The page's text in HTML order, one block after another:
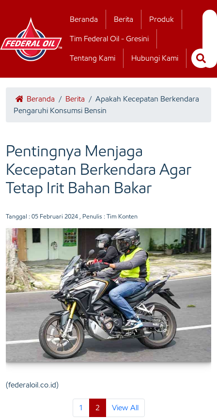
Hubungi Kamii
Beranda Berita Produk
Tim Federal Oil - Gresini
Tentang Kami Hubungi Kami
Beranda / Berita / Apakah Kecepatan Berkendara
Pengaruhi Konsumsi Bensin
Pentingnya Menjaga
Kecepatan Berkendara Agar
Tetap Irit Bahan Bakar
Tanggal : 05 Februari 2024 , Penulis : Tim Konten
(federaloil.co.id)
1 2 View All